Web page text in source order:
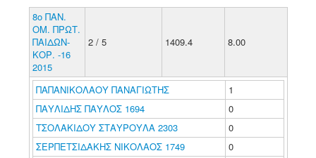
8ο ΠΑΝ.
ΟΜ. ΠΡΩΤ.
ΠΑΙΔΩΝ-
ΚΟΡ. -16
2015
2 / 5 1409.4 8.00
ΠΑΠΑΝΙΚΟΛΑΟΥ ΠΑΝΑΓΙΩΤΗΣ
1
ΠΑΥΛΙΔΗΣ ΠΑΥΛΟΣ 1694
0
ΤΣΟΛΑΚΙΔΟΥ ΣΤΑΥΡΟΥΛΑ 2303
0
ΣΕΡΠΕΤΣΙΔΑΚΗΣ ΝΙΚΟΛΑΟΣ 1749
0